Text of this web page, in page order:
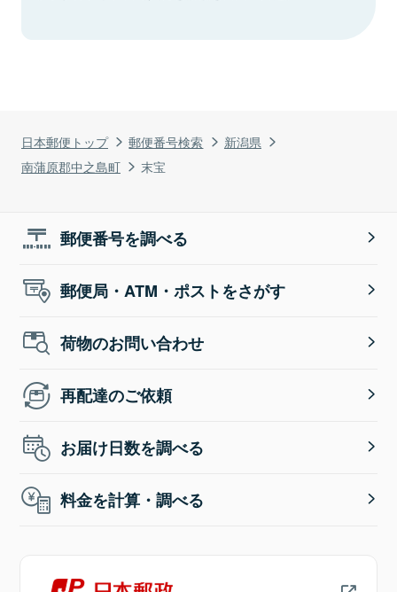
日本郵便トップ 郵便番号検索
新潟県
南蒲原郡中之島町
末宝
郵便番号を調べる
郵便局・ATM・ポストをさがす
荷物のお問い合わせ
再配達のご依頼
お届け日数を調べる
料金を計算・調べる